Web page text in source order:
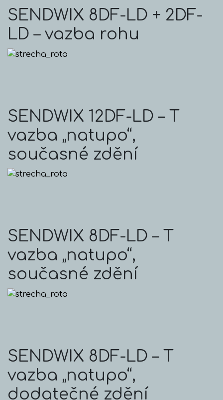
SENDWIX 8DF-LD + 2DF-
LD – vazba rohu
SENDWIX 12DF-LD – T
vazba „natupo“,
současné zdění
SENDWIX 8DF-LD – T
vazba „natupo“,
současné zdění
SENDWIX 8DF-LD – T
vazba „natupo“,
dodatečné zdění